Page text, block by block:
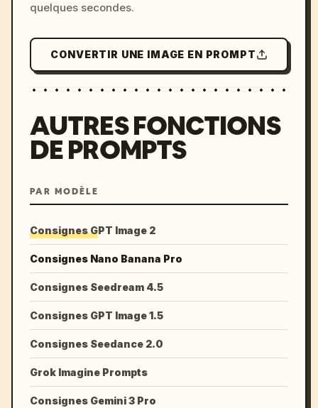
quelques secondes.
CONVERTIR UNE IMAGE EN PROMPT
AUTRES FONCTIONS
DE PROMPTS
PAR MODÈLE
Consignes GPT Image 2
Consignes Nano Banana Pro
Consignes Seedream 4.5
Consignes GPT Image 1.5
Consignes Seedance 2.0
Grok Imagine Prompts
Consignes Gemini 3 Pro